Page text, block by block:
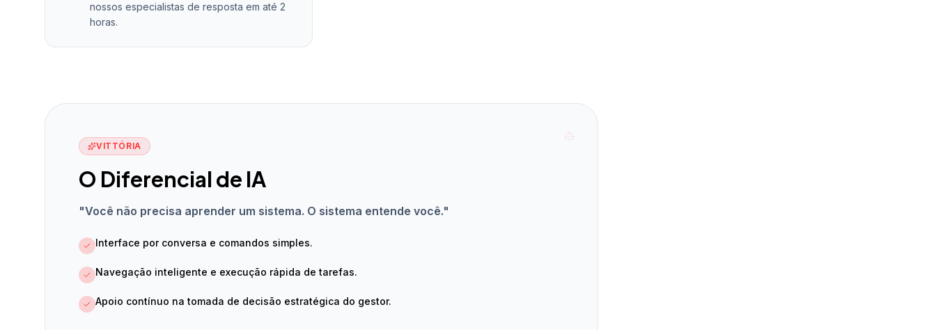
nossos especialistas de resposta em até 2
horas.
VITTÓRIA
O Diferencial de IA
"Você não precisa aprender um sistema. O sistema entende você."
Interface por conversa e comandos simples.
Navegação inteligente e execução rápida de tarefas.
Apoio contínuo na tomada de decisão estratégica do gestor.